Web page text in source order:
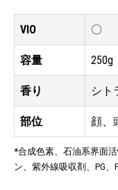
VIO 〇
容量 250g
香り シト
部位 顔、
*合成色素、石油系界面
ン、紫外線吸収剤、PG、